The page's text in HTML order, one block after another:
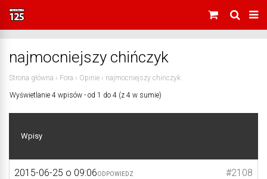
najmocniejszy chińczyk
Strona główna › Fora › Opinie › najmocniejszy chińczyk
Wyświetlanie 4 wpisów - od 1 do 4 (z 4 w sumie)
Wpisy
2015-06-25 o 09:06 #2108
ODPOWIEDZ